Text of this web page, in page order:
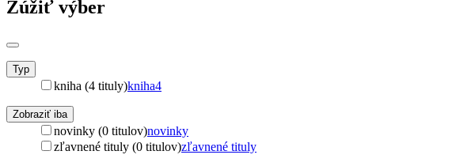
Zúžiť výber
Typ
kniha (4 tituly)kniha4
Zobraziť iba
novinky (0 titulov)novinky
zľavnené tituly (0 titulov)zľavnené tituly